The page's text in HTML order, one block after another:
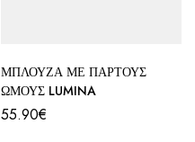
ΜΠΛΟΥΖΑ ΜΕ ΠΑΡΤΟΥΣ
ΩΜΟΥΣ LUMINA
55.90€